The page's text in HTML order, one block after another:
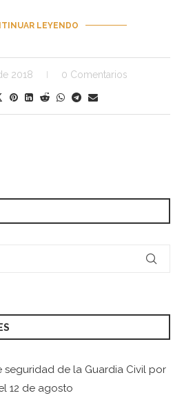
LEYENDO
2018 0 Comentarios
seguridad de la Guardia Civil por
12 de agosto